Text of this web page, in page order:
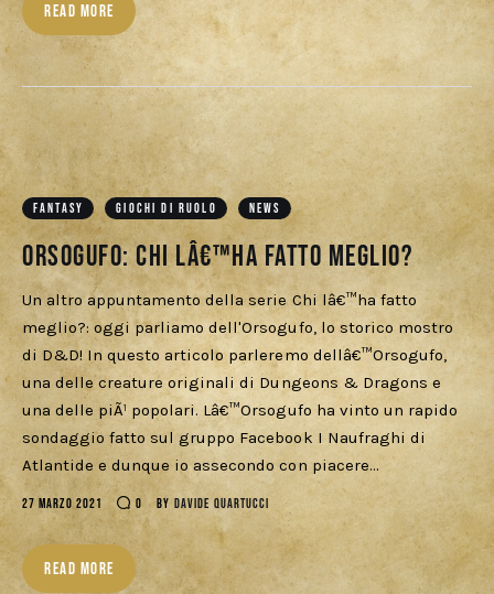
READ MORE
FANTASY GIOCHI DI RUOLO NEWS
Orsogufo: chi lâ€™ha fatto meglio?
Un altro appuntamento della serie Chi lâ€™ha fatto
meglio?: oggi parliamo dell'Orsogufo, lo storico mostro
di D&D! In questo articolo parleremo dellâ€™Orsogufo,
una delle creature originali di Dungeons & Dragons e
una delle piÃ¹ popolari. Lâ€™Orsogufo ha vinto un rapido
sondaggio fatto sul gruppo Facebook I Naufraghi di
Atlantide e dunque io assecondo con piacere…
27 MARZO 2021 0 BY DAVIDE QUARTUCCI
READ MORE